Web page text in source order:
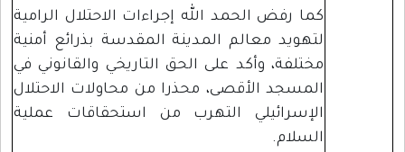
كما رفض الحمد الله إجراءات الاحتلال الرامية
لتهويد معالم المدينة المقدسة بذرائع أمنية
مختلفة، وأكد على الحق التاريخي والقانوني في
المسجد الأقصى، محذرا من محاولات الاحتلال
الإسرائيلي التهرب من استحقاقات عملية
السلام.